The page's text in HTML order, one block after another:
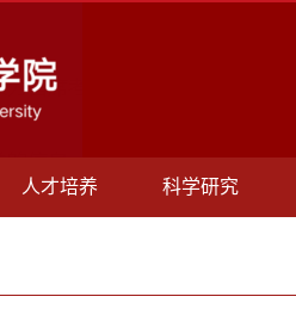
人才培养 科学研究